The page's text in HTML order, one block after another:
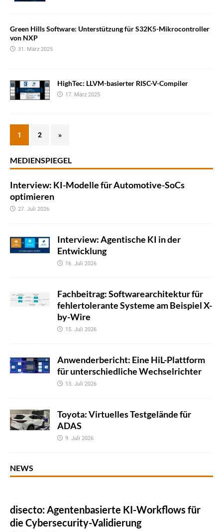
Green Hills Software: Unterstützung für S32K5-Mikrocontroller
von NXP
31. März 2025
HighTec: LLVM-basierter RISC-V-Compiler
17. März 2025
1 2 »
MEDIENSPIEGEL
Interview: KI-Modelle für Automotive-SoCs
optimieren
27. Juli 2026
Interview: Agentische KI in der
Entwicklung
16. Juli 2026
Fachbeitrag: Softwarearchitektur für
fehlertolerante Systeme am Beispiel X-
by-Wire
15. Juli 2026
Anwenderbericht: Eine HiL-Plattform
für unterschiedliche Wechselrichter
13. Juli 2026
Toyota: Virtuelles Testgelände für
ADAS
9. Juli 2026
NEWS
disecto: Agentenbasierte KI-Workflows für
die Cybersecurity-Validierung